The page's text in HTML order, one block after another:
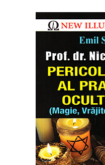
Seria Immanuel Velikovsky
Dezvăluiri
Spiritualitate
Extratereștrii
Transformare spirituală
Dezvoltare personală
Astrologie